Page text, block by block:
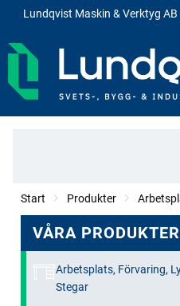
Lundqvist Maskin & Verktyg
Start Produkter
VÅRA PRODUKTER
Arbetsplats, Förvaring,
Stegar